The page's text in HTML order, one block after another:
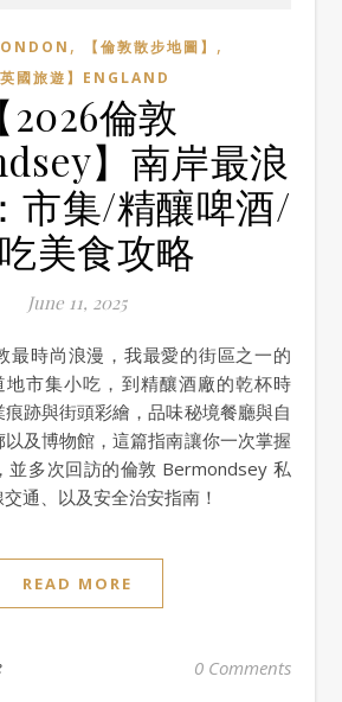
, 【倫敦散步地圖】 ,
英國旅遊】ENGLAND
【2026倫敦
】南岸最浪
市集/精釀啤酒/
美食攻略
June 11, 2025
地市集小吃，到精釀酒廠的乾杯時
跡與街頭彩繪，品味秘境餐廳與自
及博物館，這篇指南讓你一次掌握
並多次回訪的倫敦 Bermondsey 私
通、以及安全治安指南！
READ MORE
0 Comments